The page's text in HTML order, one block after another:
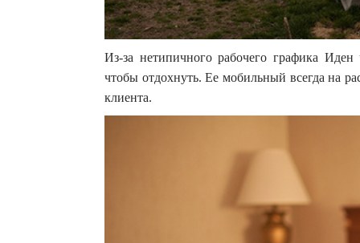
Из-за нетипичного рабочего графика
чтобы отдохнуть. Ее мобильный всегда на
клиента.